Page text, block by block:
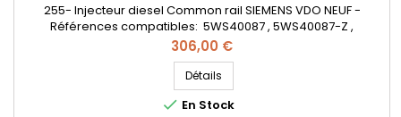
255- Injecteur diesel Common rail SIEMENS VDO NEUF -
Références compatibles: 5WS40087 , 5WS40087-Z ,
A2C59511606 , 1660000Q0P , 1660000Q1T , 1660000Q0H ,
7711497471 , 8200294788 , 8200380253 , 8200842205 ,
8200843205 , 8201042300 , 166009445R , H8200294788 ,
1660000Q1VRE , 562000910 - Pour motorisation Renault Nissan
1.5dCi Pièce d'origine
Prix
306,00 €
Détails
 En Stock